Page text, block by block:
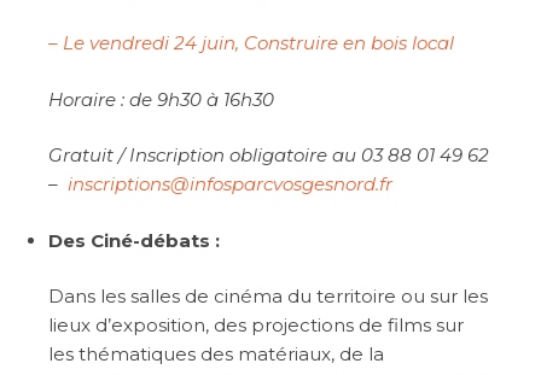
– Le vendredi 24 juin, Construire en bois local
Horaire : de 9h30 à 16h30
Gratuit / Inscription obligatoire au 03 88 01 49 62
– inscriptions@infosparcvosgesnord.fr
Des Ciné-débats :
Dans les salles de cinéma du territoire ou sur les
lieux d’exposition, des projections de films sur
les thématiques des matériaux, de la